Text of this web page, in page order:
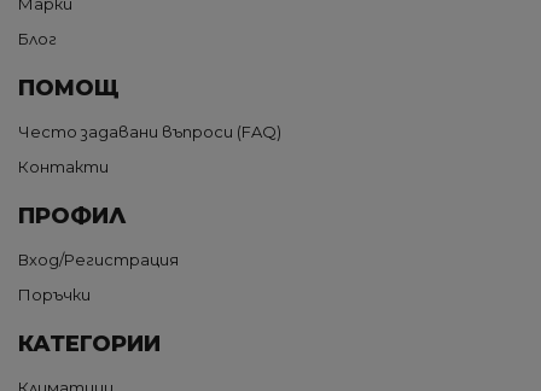
Блог
ПОМОЩ
Често задавани въпроси (FAQ)
Контакти
ПРОФИЛ
Вход/Регистрация
Поръчки
КАТЕГОРИИ
Климатици